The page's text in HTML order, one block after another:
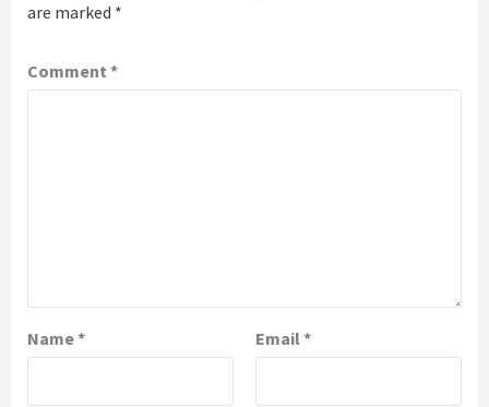
are marked *
Comment *
Name* Email*